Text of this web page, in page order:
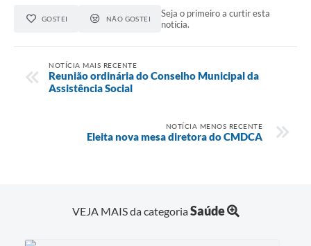
GOSTEI NÃO GOSTEI
Seja o primeiro a curtir esta
notícia.
NOTÍCIA MAIS RECENTE
Reunião ordinária do Conselho Municipal da
Assistência Social
NOTÍCIA MENOS RECENTE
Eleita nova mesa diretora do CMDCA
VEJA MAIS da categoriaSaúde